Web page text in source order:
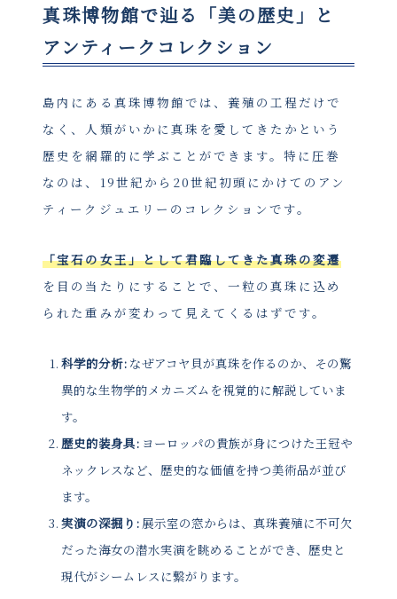
真珠博物館で辿る「美の歴史」と
アンティークコレクション
島内にある真珠博物館では、養殖の工程だけで
なく、人類がいかに真珠を愛してきたかという
歴史を網羅的に学ぶことができます。特に圧巻
なのは、19世紀から20世紀初頭にかけてのアン
ティークジュエリーのコレクションです。
「宝石の女王」として君臨してきた真珠の変遷
を目の当たりにすることで、一粒の真珠に込め
られた重みが変わって見えてくるはずです。
科学的分析:なぜアコヤ貝が真珠を作るのか、その驚
異的な生物学的メカニズムを視覚的に解説していま
す。
歴史的装身具:ヨーロッパの貴族が身につけた王冠や
ネックレスなど、歴史的な価値を持つ美術品が並び
ます。
実演の深掘り:展示室の窓からは、真珠養殖に不可欠
だった海女の潜水実演を眺めることができ、歴史と
現代がシームレスに繋がります。